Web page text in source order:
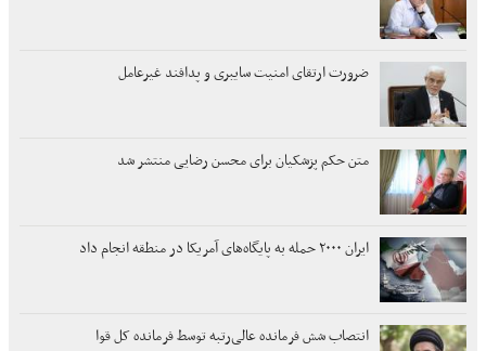
ضرورت ارتقای امنیت سایبری و پدافند غیرعامل
متن حکم پزشکیان برای محسن رضایی منتشر شد
ایران ۲۰۰۰ حمله به پایگاه‌های آمریکا در منطقه انجام داد
انتصاب شش فرمانده عالی‌رتبه توسط فرمانده کل قوا